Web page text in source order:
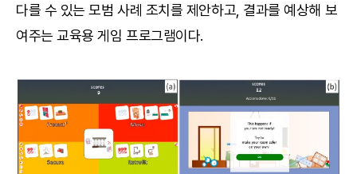
다를 수 있는 모범 사례 조치를 제안하고, 결과를 예상해 보
여주는 교육용 게임 프로그램이다.